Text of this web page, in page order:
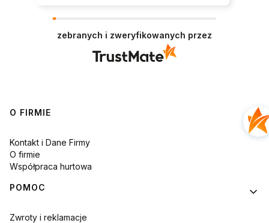
zebranych i zweryfikowanych przez
Linki w stopce
O FIRMIE
Kontakt i Dane Firmy
O firmie
Współpraca hurtowa
POMOC
Zwroty i reklamacje